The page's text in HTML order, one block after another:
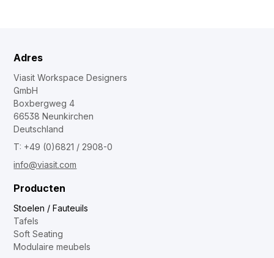
Adres
Viasit Workspace Designers
GmbH
Boxbergweg 4
66538 Neunkirchen
Deutschland
T: +49 (0)6821 / 2908-0
info@viasit.com
Producten
Stoelen / Fauteuils
Tafels
Soft Seating
Modulaire meubels